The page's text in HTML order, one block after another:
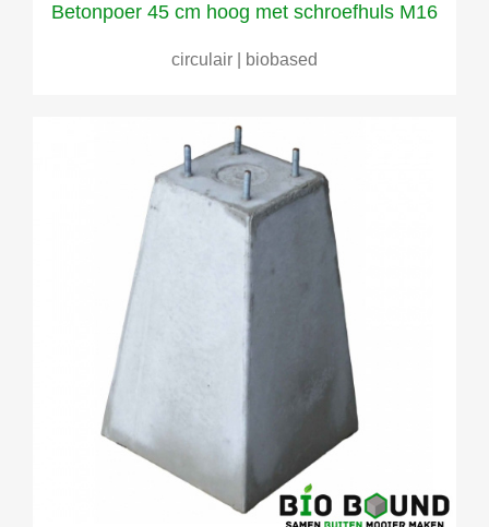
Betonpoer 45 cm hoog met schroefhuls M16
circulair | biobased